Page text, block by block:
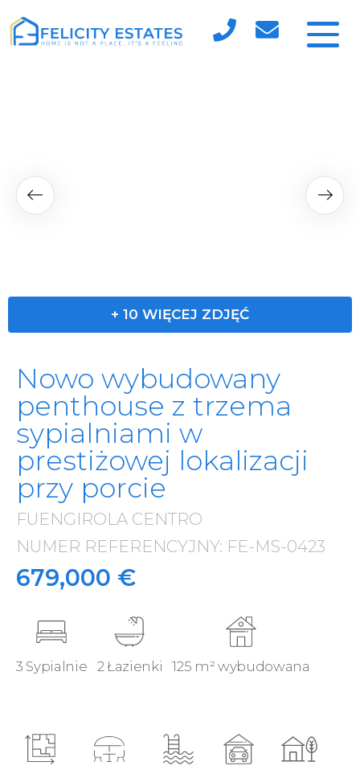
+ 10 WIĘCEJ ZDJĘĆ
Nowo wybudowany
penthouse z trzema
sypialniami w
prestiżowej lokalizacji
przy porcie
FUENGIROLA CENTRO
·
NUMER REFERENCYJNY: FE-MS-0423
·
679,000 €
3 Sypialnie 2 Łazienki 125 m² wybudowana